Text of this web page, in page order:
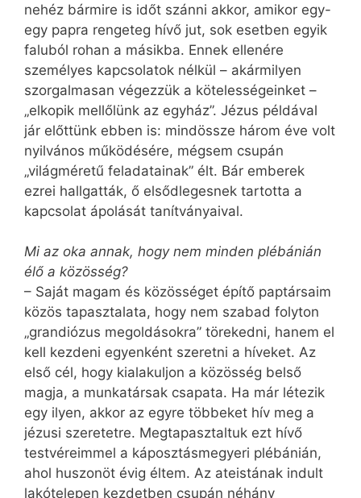
nehéz bármire is időt szánni akkor, amikor egy-
egy papra rengeteg hívő jut, sok esetben egyik
faluból rohan a másikba. Ennek ellenére
személyes kapcsolatok nélkül – akármilyen
szorgalmasan végezzük a kötelességeinket –
„elkopik mellőlünk az egyház”. Jézus példával
jár előttünk ebben is: mindössze három éve volt
nyilvános működésére, mégsem csupán
„világméretű feladatainak” élt. Bár emberek
ezrei hallgatták, ő elsődlegesnek tartotta a
kapcsolat ápolását tanítványaival.
Mi az oka annak, hogy nem minden plébánián
élő a közösség?
– Saját magam és közösséget építő paptársaim
közös tapasztalata, hogy nem szabad folyton
„grandiózus megoldásokra” törekedni, hanem el
kell kezdeni egyenként szeretni a híveket. Az
első cél, hogy kialakuljon a közösség belső
magja, a munkatársak csapata. Ha már létezik
egy ilyen, akkor az egyre többeket hív meg a
jézusi szeretetre. Megtapasztaltuk ezt hívő
testvéreimmel a káposztásmegyeri plébánián,
ahol huszonöt évig éltem. Az ateistának indult
lakótelepen kezdetben csupán néhány